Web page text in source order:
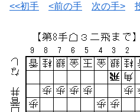
<<初手 <前の手 次の手>